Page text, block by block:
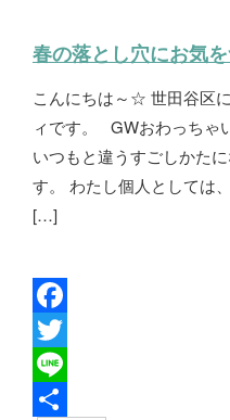
春の落とし穴にお気
こんにちは～☆ 世田谷区
ィです。 GWおわっちゃ
いつもと違うすごしかた
す。 わたし個人としては
[…]
F
a
c
T
w
L